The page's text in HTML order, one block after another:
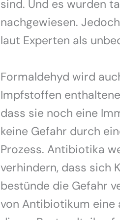
sind. Und es wurden
nachgewiesen.
laut Experten als
Formaldehyd wird
Impfstoffen
dass sie noch eine
keine Gefahr durch
Prozess. Antibiotika
verhindern, dass sich
bestünde die Gefahr
von Antibiotikum eine